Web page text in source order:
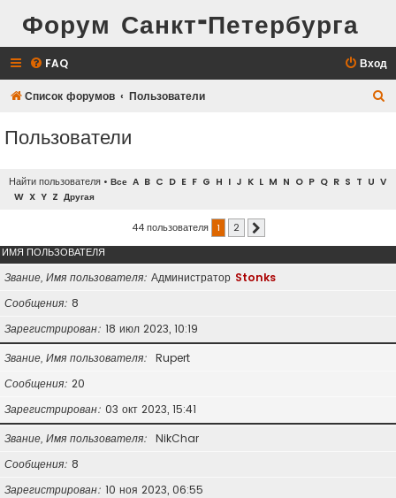
Форум Санкт-Петербурга
FAQ Вход
Список форумов Пользователи
Пользователи
Найти пользователя • Все A B C D E F G H I J K L M N O P Q R S T U V
W X Y Z Другая
44 пользователя 1 2
ИМЯ ПОЛЬЗОВАТЕЛЯ
Звание, Имя пользователя Администратор Stonks
Сообщения 8
Зарегистрирован 18 июл 2023, 10:19
Звание, Имя пользователя
Rupert
Сообщения 20
Зарегистрирован 03 окт 2023, 15:41
Звание, Имя пользователя
NikChar
Сообщения 8
Зарегистрирован 10 ноя 2023, 06:55